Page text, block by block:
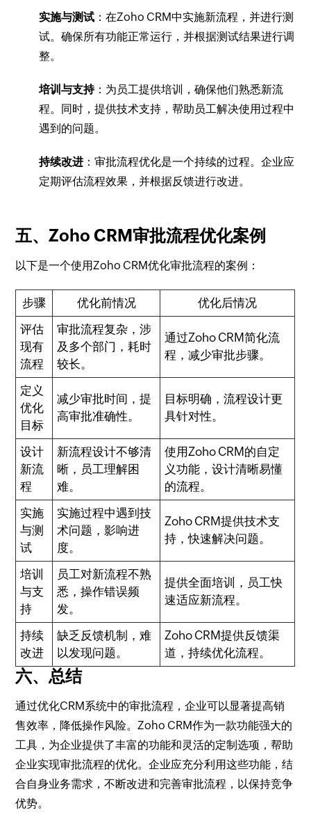
实施与测试 ：在Zoho CRM中实施新流程，并进行测
试。确保所有功能正常运行，并根据测试结果进行调
整。
培训与支持：为员工提供培训，确保他们熟悉新流
程。同时，提供技术支持，帮助员工解决使用过程中
遇到的问题。
持续改进 ：审批流程优化是一个持续的过程。企业应
定期评估流程效果，并根据反馈进行改进。
五、Zoho CRM审批流程优化案例
以下是一个使用Zoho CRM优化审批流程的案例：
步骤 优化前情况
优化后情况
评估
现有
流程
审批流程复杂，涉
及多个部门，耗时
较长。
通过Zoho CRM简化流
程，减少审批步骤。
定义
优化
目标
减少审批时间，提
高审批准确性。
目标明确，流程设计更
具针对性。
设计
新流
程
新流程设计不够清
晰，员工理解困
难。
使用Zoho CRM的自定
义功能，设计清晰易懂
的流程。
实施
与测
试
实施过程中遇到技
术问题，影响进
度。
Zoho CRM提供技术支
持，快速解决问题。
培训
与支
持
员工对新流程不熟
悉，操作错误频
发。
提供全面培训，员工快
速适应新流程。
持续
改进
缺乏反馈机制，难
以发现问题。
Zoho CRM提供反馈渠
道，持续优化流程。
六、总结
通过优化CRM系统中的审批流程，企业可以显著提高销
售效率，降低操作风险。Zoho CRM作为一款功能强大的
工具，为企业提供了丰富的功能和灵活的定制选项，帮助
企业实现审批流程的优化。企业应充分利用这些功能，结
合自身业务需求，不断改进和完善审批流程，以保持竞争
优势。